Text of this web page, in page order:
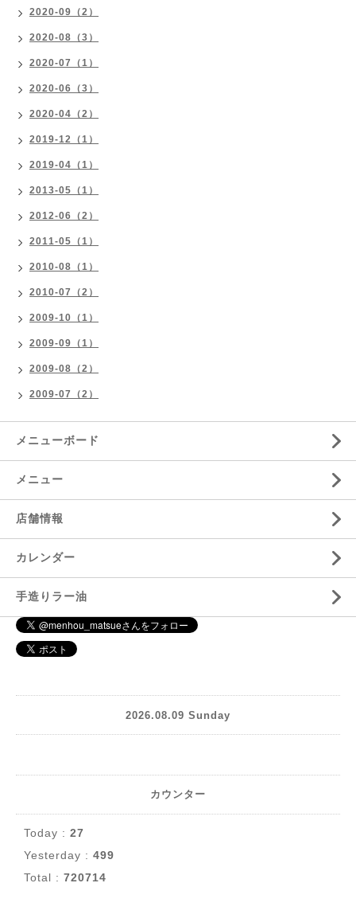
2020-09（2）
2020-08（3）
2020-07（1）
2020-06（3）
2020-04（2）
2019-12（1）
2019-04（1）
2013-05（1）
2012-06（2）
2011-05（1）
2010-08（1）
2010-07（2）
2009-10（1）
2009-09（1）
2009-08（2）
2009-07（2）
メニューボード
メニュー
店舗情報
カレンダー
手造りラー油
2026.08.09 Sunday
カウンター
Today : 27
Yesterday : 499
Total : 720714